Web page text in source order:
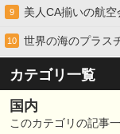
9 美人CA揃いの航
10 世界の海のプラス
カテゴリ一覧
国内
このカテゴリの記事